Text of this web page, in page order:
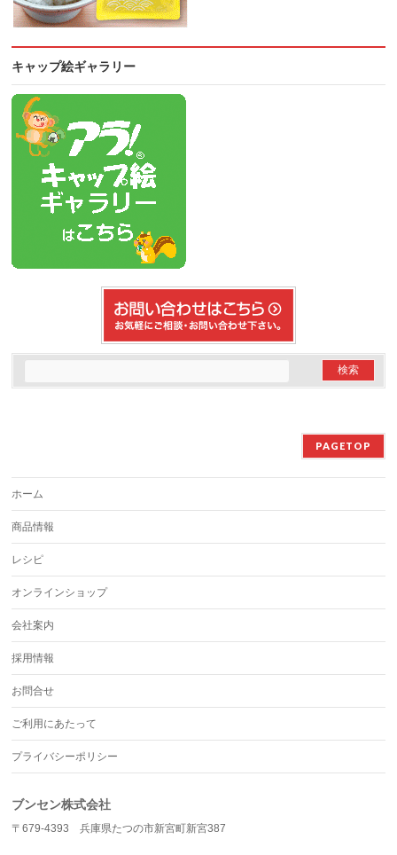
キャップ絵ギャラリー
PAGETOP
ホーム
商品情報
レシピ
オンラインショップ
会社案内
採用情報
お問合せ
ご利用にあたって
プライバシーポリシー
ブンセン株式会社
〒679-4393 兵庫県たつの市新宮町新宮387